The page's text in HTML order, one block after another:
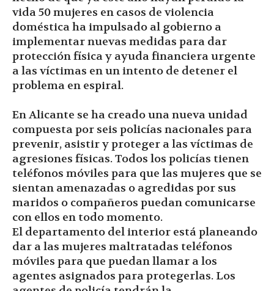
vida 50 mujeres en casos de violencia
doméstica ha impulsado al gobierno a
implementar nuevas medidas para dar
protección física y ayuda financiera urgente
a las víctimas en un intento de detener el
problema en espiral.
En Alicante se ha creado una nueva unidad
compuesta por seis policías nacionales para
prevenir, asistir y proteger a las víctimas de
agresiones físicas. Todos los policías tienen
teléfonos móviles para que las mujeres que se
sientan amenazadas o agredidas por sus
maridos o compañeros puedan comunicarse
con ellos en todo momento.
El departamento del interior está planeando
dar a las mujeres maltratadas teléfonos
móviles para que puedan llamar a los
agentes asignados para protegerlas. Los